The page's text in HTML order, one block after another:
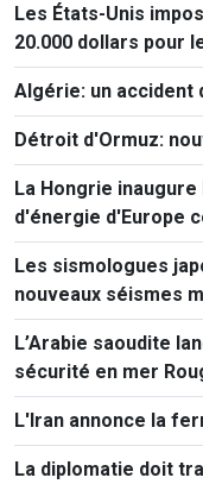
Les États-Unis
20.000 dollars pour
ressortissants de
Algérie: un accident
Détroit d'Ormuz:
La Hongrie
d'énergie d'Europe
Les sismologues
nouveaux séismes
L’Arabie saoudite
sécurité en mer
L'Iran annonce la
La diplomatie doit